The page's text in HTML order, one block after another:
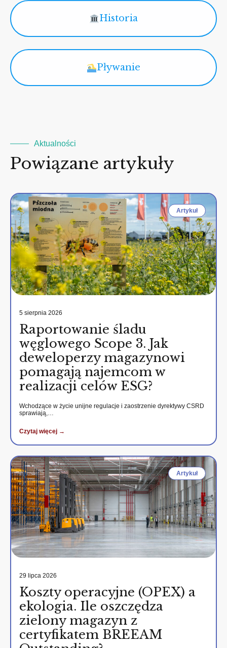
Historia
Pływanie
Aktualności
Powiązane artykuły
Artykuł
5 sierpnia 2026
Raportowanie śladu
węglowego Scope 3. Jak
deweloperzy magazynowi
pomagają najemcom w
realizacji celów ESG?
Wchodzące w życie unijne regulacje i zaostrzenie dyrektywy CSRD
sprawiają,…
Czytaj więcej →
Artykuł
29 lipca 2026
Koszty operacyjne (OPEX) a
ekologia. Ile oszczędza
zielony magazyn z
certyfikatem BREEAM